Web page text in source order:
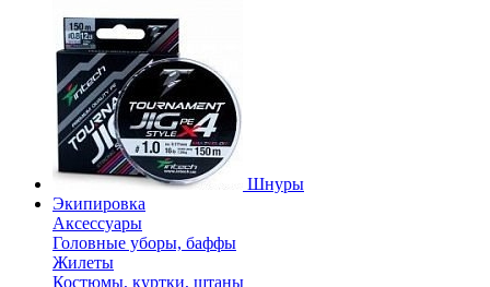
Шнуры
Экипировка
Аксессуары
Головные уборы, баффы
Жилеты
Костюмы, куртки, штаны